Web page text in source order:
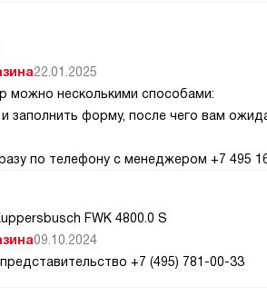
22.01.2025
можно несколькими способами:
заполнить форму, после чего вам
по телефону с менеджером +7 495
FWK 4800.0 S
09.10.2024
+7 (495) 781-00-33